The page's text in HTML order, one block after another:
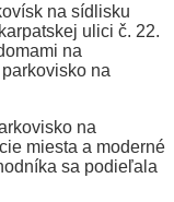
na sídlisku
ulici č. 22.
na
na
na
miesta a moderné
sa podieľala